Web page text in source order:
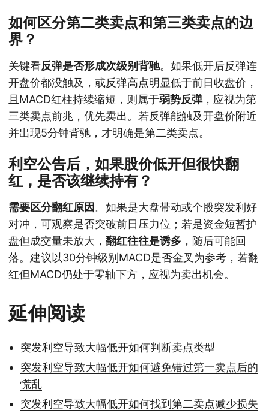
如何区分第二类卖点和第三类卖点的边
界？
关键看反弹是否形成次级别背驰。如果低开后反弹连
开盘价都没触及，或反弹高点明显低于前日收盘价，
且MACD红柱持续缩短，则属于弱势反弹，应视为第
三类卖点前兆，优先卖出。若反弹能触及开盘价附近
并出现5分钟背驰，才明确是第二类卖点。
利空公告后，如果股价低开但很快翻
红，是否该继续持有？
需要区分翻红原因。如果是大盘带动或个股突发利好
对冲，可观察是否突破前日压力位；若是资金短暂护
盘但成交量未放大， 翻红往往是诱多 ，随后可能回
落。建议以30分钟级别MACD是否金叉为参考，若翻
红但MACD仍处于零轴下方，应视为卖出机会。
延伸阅读
突发利空导致大幅低开如何判断卖点类型
突发利空导致大幅低开如何避免错过第一卖点后的
慌乱
突发利空导致大幅低开如何找到第二卖点减少损失